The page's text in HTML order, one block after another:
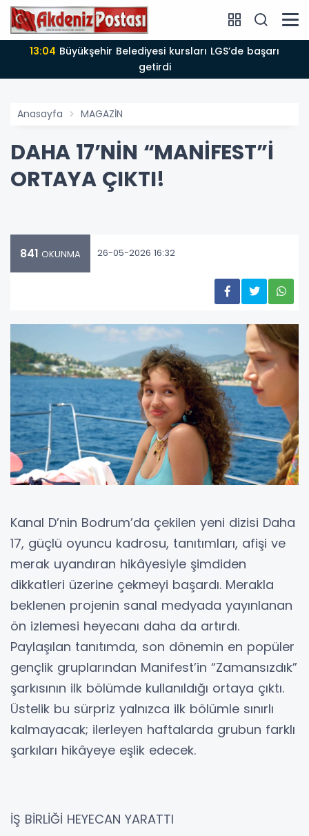
12:58‘Yaz Dostum’ konserleri vatandaşları müzikle
buluşturuyor
Anasayfa MAGAZİN
DAHA 17’NİN “MANİFEST”İ
ORTAYA ÇIKTI!
841 OKUNMA 26-05-2026 16:32
Kanal D’nin Bodrum’da çekilen yeni dizisi Daha
17, güçlü oyuncu kadrosu, tanıtımları, afişi ve
merak uyandıran hikâyesiyle şimdiden
dikkatleri üzerine çekmeyi başardı. Merakla
beklenen projenin sanal medyada yayınlanan
ön izlemesi heyecanı daha da artırdı.
Paylaşılan tanıtımda, son dönemin en popüler
gençlik gruplarından Manifest’in “Zamansızdık”
şarkısının ilk bölümde kullanıldığı ortaya çıktı.
Üstelik bu sürpriz yalnızca ilk bölümle sınırlı
kalmayacak; ilerleyen haftalarda grubun farklı
şarkıları hikâyeye eşlik edecek.
İŞ BİRLİĞİ HEYECAN YARATTI